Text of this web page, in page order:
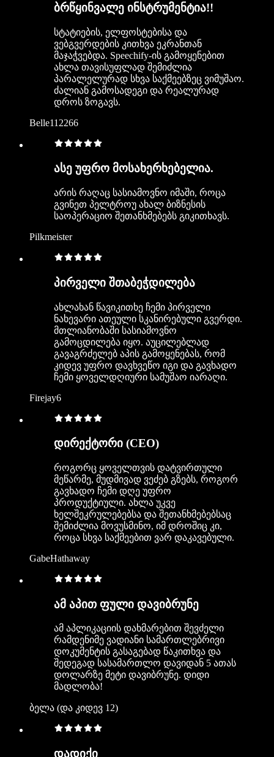
ბრწყინვალე ინსტრუმენტია!!
სტატიების, ელფოსტებისა და
ვებგვერდების კითხვა ეკრანთან
მაჯაჭვებდა. Speechify-ის გამოყენებით
ახლა თავისუფლად შემიძლია
პარალელურად სხვა საქმეებზეც ვიმუშაო.
ძალიან გამოსადეგი და რეალურად
დროს ზოგავს.
Belle112266
ასე უფრო მოსახერხებელია.
არის რაღაც სასიამოვნო იმაში, როცა
გვინეთ პელტროუ ახალ ბიზნესის
საოპერაციო შეთანხმებებს გიკითხავს.
Pilkmeister
პირველი შთაბეჭდილება
ახლახან წავიკითხე ჩემი პირველი
ნახევარი ათეული სკანირებული გვერდი.
მთლიანობაში სასიამოვნო
გამოცდილება იყო. აუცილებლად
გავაგრძელებ აპის გამოყენებას, რომ
კიდევ უფრო დავხვეწო იგი და გავხადო
ჩემი ყოველდღიური სამუშაო იარაღი.
Firejay6
დირექტორი (CEO)
როგორც ყოველთვის დატვირთული
მეწარმე, მუდმივად ვეძებ გზებს, როგორ
გავხადო ჩემი დღე უფრო
პროდუქტიული. ახლა უკვე
ხელშეკრულებებსა და შეთანხმებებსაც
შემიძლია მოვუსმინო, იმ დროშიც კი,
როცა სხვა საქმეებით ვარ დაკავებული.
GabeHathaway
ამ აპით ფული დავიბრუნე
ამ აპლიკაციის დახმარებით შევძელი
რამდენიმე ვადიანი სამართლებრივი
დოკუმენტის გასაგებად წაკითხვა და
შედეგად სასამართლო დავიდან 5 ათას
დოლარზე მეტი დავიბრუნე. დიდი
მადლობა!
ბელა (და კიდევ 12)
დადიქი